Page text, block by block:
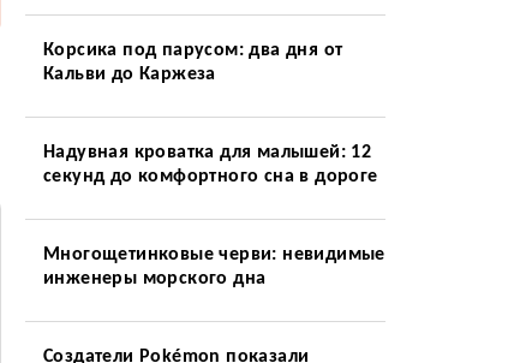
Корсика под парусом: два дня от
Кальви до Каржеза
Надувная кроватка для малышей: 12
секунд до комфортного сна в дороге
Многощетинковые черви: невидимые
инженеры морского дна
Создатели Pokémon показали